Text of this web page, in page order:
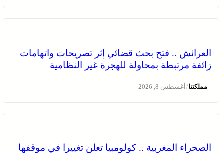
العرائش .. فتح بحث قضائي إثر تصريحات واتهامات
زائفة مرتبطة بمحاولة للهجرة غير النظامية
مملكتنا/أغسطس 8, 2026
الصحراء المغربية .. كولومبيا تعلن تغييرا في موقفها